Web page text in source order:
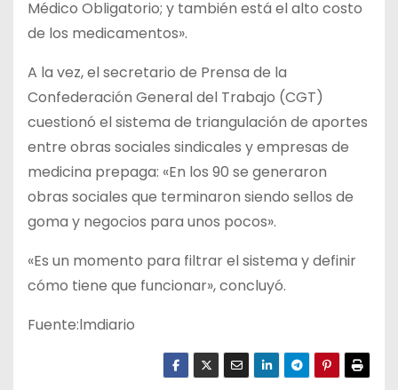
Médico Obligatorio; y también está el alto costo
de los medicamentos».
A la vez, el secretario de Prensa de la
Confederación General del Trabajo (CGT)
cuestionó el sistema de triangulación de aportes
entre obras sociales sindicales y empresas de
medicina prepaga: «En los 90 se generaron
obras sociales que terminaron siendo sellos de
goma y negocios para unos pocos».
«Es un momento para filtrar el sistema y definir
cómo tiene que funcionar», concluyó.
Fuente:lmdiario